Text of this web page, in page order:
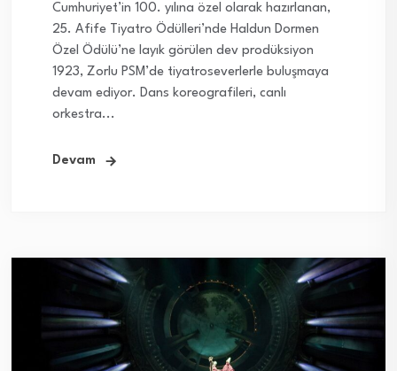
Cumhuriyet’in 100. yılına özel olarak hazırlanan,
25. Afife Tiyatro Ödülleri’nde Haldun Dormen
Özel Ödülü’ne layık görülen dev prodüksiyon
1923, Zorlu PSM’de tiyatroseverlerle buluşmaya
devam ediyor. Dans koreografileri, canlı
orkestra...
Devam